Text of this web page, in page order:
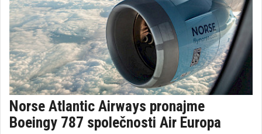
Norse Atlantic Airways pronajme
Boeingy 787 společnosti Air Europa